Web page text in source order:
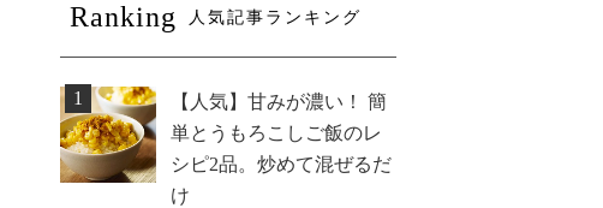
Ranking 人気記事ランキング
1
【人気】甘みが濃い！ 簡
単とうもろこしご飯のレ
シピ2品。炒めて混ぜるだ
け